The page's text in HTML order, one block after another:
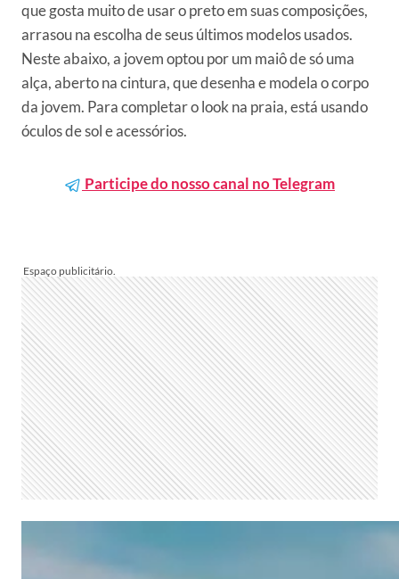
que gosta muito de usar o preto em suas composições,
arrasou na escolha de seus últimos modelos usados.
Neste abaixo, a jovem optou por um maiô de só uma
alça, aberto na cintura, que desenha e modela o corpo
da jovem. Para completar o look na praia, está usando
óculos de sol e acessórios.
Participe do nosso canal no Telegram